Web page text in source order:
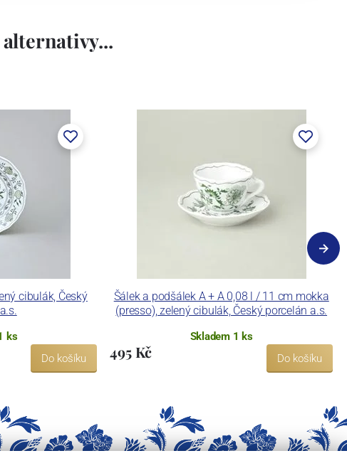
cibulák, Český
ks
Do košíku
Šálek a podšálek A + A 0,08 l / 11 cm mokka
(presso), zelený cibulák, Český porcelán a.s.
Skladem 1 ks
495 Kč Do košíku